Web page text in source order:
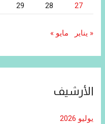
27
28
29
« يناير مايو »
الأرشيف
يوليو 2026